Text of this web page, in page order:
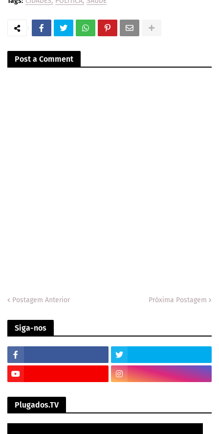
Post a Comment
Postagem Anterior Próxima Postagem
Siga-nos
Plugados.TV